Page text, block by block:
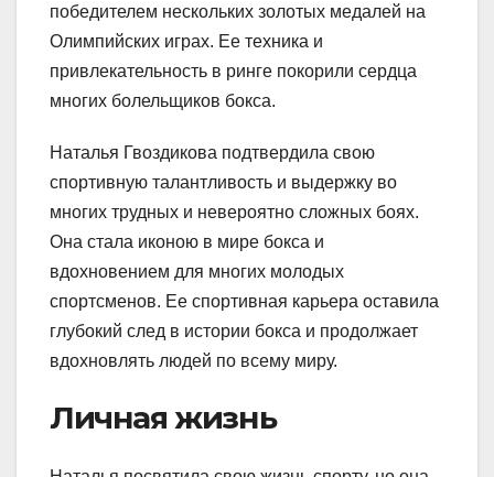
победителем нескольких золотых медалей на
Олимпийских играх. Ее техника и
привлекательность в ринге покорили сердца
многих болельщиков бокса.
Наталья Гвоздикова подтвердила свою
спортивную талантливость и выдержку во
многих трудных и невероятно сложных боях.
Она стала иконою в мире бокса и
вдохновением для многих молодых
спортсменов. Ее спортивная карьера оставила
глубокий след в истории бокса и продолжает
вдохновлять людей по всему миру.
Личная жизнь